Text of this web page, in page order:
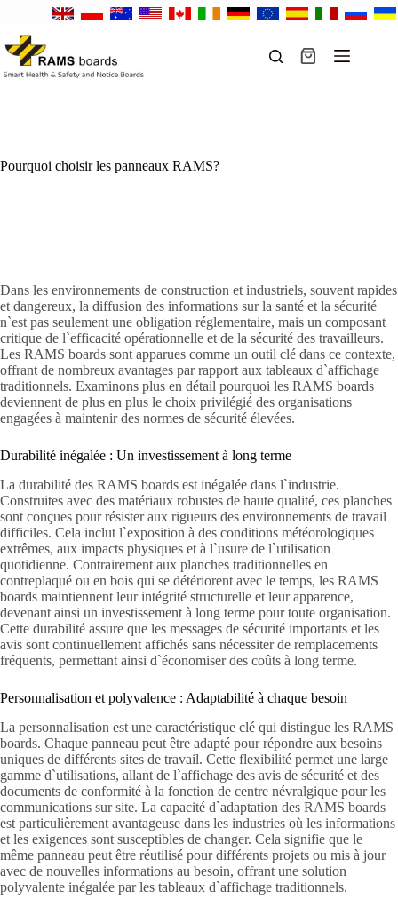
contenu
Panier
Pourquoi choisir les panneaux RAMS?
Dans les environnements de construction et industriels, souvent rapides
et dangereux, la diffusion des informations sur la santé et la sécurité
n`est pas seulement une obligation réglementaire, mais un composant
critique de l`efficacité opérationnelle et de la sécurité des travailleurs.
Les RAMS boards sont apparues comme un outil clé dans ce contexte,
offrant de nombreux avantages par rapport aux tableaux d`affichage
traditionnels. Examinons plus en détail pourquoi les RAMS boards
deviennent de plus en plus le choix privilégié des organisations
engagées à maintenir des normes de sécurité élevées.
Durabilité inégalée : Un investissement à long terme
La durabilité des RAMS boards est inégalée dans l`industrie.
Construites avec des matériaux robustes de haute qualité, ces planches
sont conçues pour résister aux rigueurs des environnements de travail
difficiles. Cela inclut l`exposition à des conditions météorologiques
extrêmes, aux impacts physiques et à l`usure de l`utilisation
quotidienne. Contrairement aux planches traditionnelles en
contreplaqué ou en bois qui se détériorent avec le temps, les RAMS
boards maintiennent leur intégrité structurelle et leur apparence,
devenant ainsi un investissement à long terme pour toute organisation.
Cette durabilité assure que les messages de sécurité importants et les
avis sont continuellement affichés sans nécessiter de remplacements
fréquents, permettant ainsi d`économiser des coûts à long terme.
Personnalisation et polyvalence : Adaptabilité à chaque besoin
La personnalisation est une caractéristique clé qui distingue les RAMS
boards. Chaque panneau peut être adapté pour répondre aux besoins
uniques de différents sites de travail. Cette flexibilité permet une large
gamme d`utilisations, allant de l`affichage des avis de sécurité et des
documents de conformité à la fonction de centre névralgique pour les
communications sur site. La capacité d`adaptation des RAMS boards
est particulièrement avantageuse dans les industries où les informations
et les exigences sont susceptibles de changer. Cela signifie que le
même panneau peut être réutilisé pour différents projets ou mis à jour
avec de nouvelles informations au besoin, offrant une solution
polyvalente inégalée par les tableaux d`affichage traditionnels.